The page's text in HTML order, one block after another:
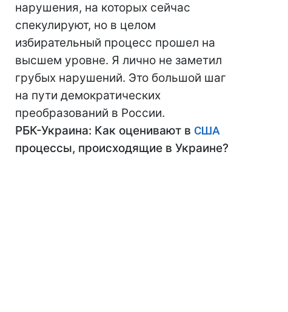
нарушения, на которых сейчас
спекулируют, но в целом
избирательный процесс прошел на
высшем уровне. Я лично не заметил
грубых нарушений. Это большой шаг
на пути демократических
преобразований в России.
РБК-Украина: Как оценивают в США
процессы, происходящие в Украине?